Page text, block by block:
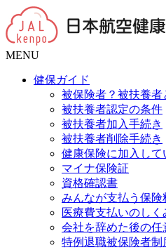
MENU
健保ガイド
被保険者？被扶養者
被扶養者認定の条件
被扶養者加入手続き
被扶養者削除手続き
健康保険に加入して
マイナ保険証
資格確認書
みんなが支払う保険
医療費支払いのしく
会社を辞めた後の任
特例退職被保険者制